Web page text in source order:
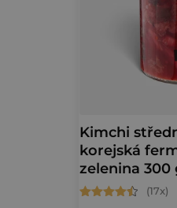
o
d
u
Kimchi
korejská
zelenina 300
Průměrné